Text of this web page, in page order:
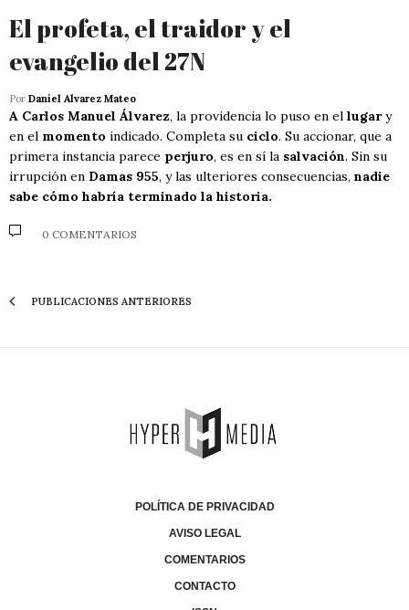
El profeta, el traidor y el
evangelio del 27N
Por Daniel Alvarez Mateo
A Carlos Manuel Álvarez, la providencia lo puso en el lugary
en el momento indicado. Completa su ciclo. Su accionar, que a
primera instancia parece perjuro, es en sí la salvación. Sin su
irrupción en Damas 955, y las ulteriores consecuencias, nadie
sabe cómo habría terminado la historia.
0 COMENTARIOS
PUBLICACIONES ANTERIORES
POLÍTICA DE PRIVACIDAD
AVISO LEGAL
COMENTARIOS
CONTACTO